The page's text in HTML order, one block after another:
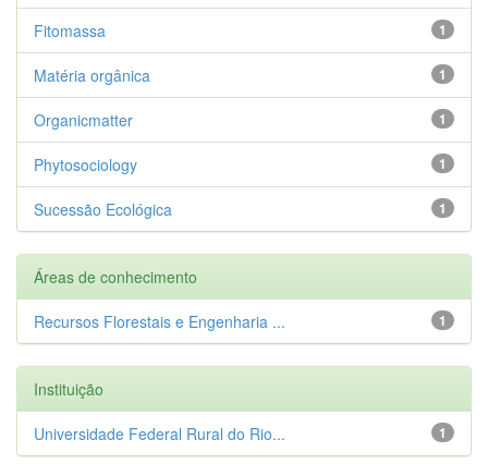
1
Fitomassa
1
Matéria orgânica
1
Organicmatter
1
Phytosociology
1
Sucessão Ecológica
Áreas de conhecimento
1
Recursos Florestais e Engenharia ...
Instituição
1
Universidade Federal Rural do Rio...